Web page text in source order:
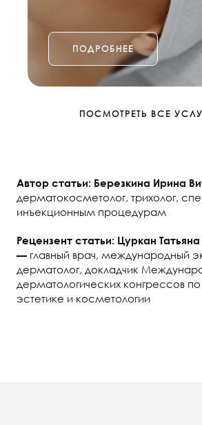
ПОДРОБНЕЕ
ПОСМОТРЕТЬ ВСЕ
Автор статьи: Березкина Ирина
дерматокосметолог, трихолог,
инъекционным процедурам
Рецензент статьи: Цуркан
— главный врач, международный
дерматолог, докладчик
дерматологических конгрессов
эстетике и косметологии